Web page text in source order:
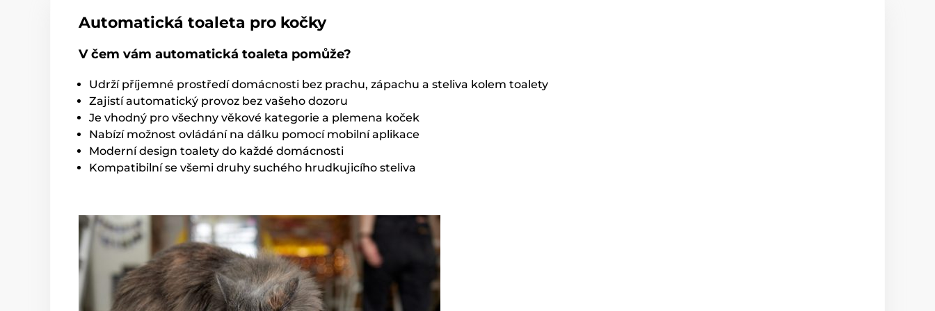
Automatická toaleta pro kočky
V čem vám automatická toaleta pomůže?
Udrží příjemné prostředí domácnosti bez prachu, zápachu a steliva kolem toalety
Zajistí automatický provoz bez vašeho dozoru
Je vhodný pro všechny věkové kategorie a plemena koček
Nabízí možnost ovládání na dálku pomocí mobilní aplikace
Moderní design toalety do každé domácnosti
Kompatibilní se všemi druhy suchého hrudkujicího steliva